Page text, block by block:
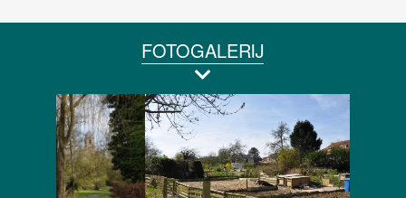
FOTOGALERIJ